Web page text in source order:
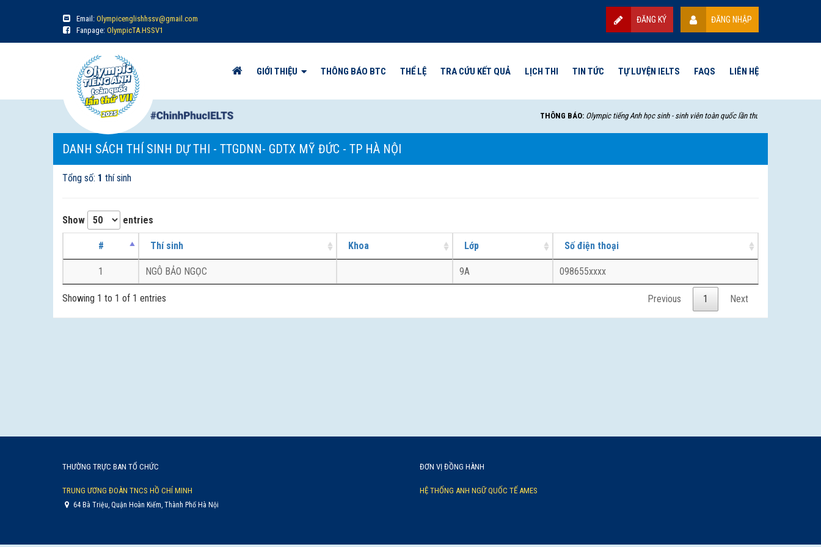
Email: Olympicenglishhssv@gmail.com
Fanpage: OlympicTA.HSSV1
ĐĂNG KÝ ĐĂNG NHẬP
THÔNG BÁO: Olympic tiếng Anh học sinh - sinh viên toàn quốc lần thứ VII - 2025 sẽ bắt đầu
GIỚI THIỆU THÔNG BÁO BTC THỂ LỆ TRA CỨU KẾT QUẢ LỊCH THI TIN TỨC TỰ LUYỆN IELTS FAQS LIÊN HỆ
DANH SÁCH THÍ SINH DỰ THI - TTGDNN- GDTX MỸ ĐỨC - TP HÀ NỘI
Tổng số: 1 thí sinh
Show entries
# Thí sinh Khoa Lớp Số điện thoại
1 NGÔ BẢO NGỌC 9A 098655xxxx
Showing 1 to 1 of 1 entries Previous 1 Next
THƯỜNG TRỰC BAN TỔ CHỨC
TRUNG ƯƠNG ĐOÀN TNCS HỒ CHÍ MINH
64 Bà Triệu, Quận Hoàn Kiếm, Thành Phố Hà Nội
ĐƠN VỊ ĐỒNG HÀNH
HỆ THỐNG ANH NGỮ QUỐC TẾ AMES